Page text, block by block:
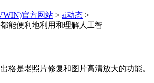
官方网站 > ai动态 >
能便利地利用和理解人工智
是老照片修复和图片高清放大的功能。